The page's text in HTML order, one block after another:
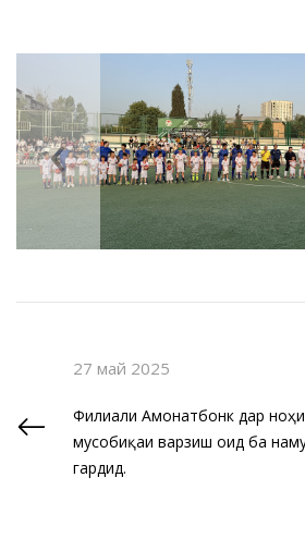
‹
27 май 2025
Филиали Амонатбонк дар
мусобиқаи варзишӣ оид ба
гардид.